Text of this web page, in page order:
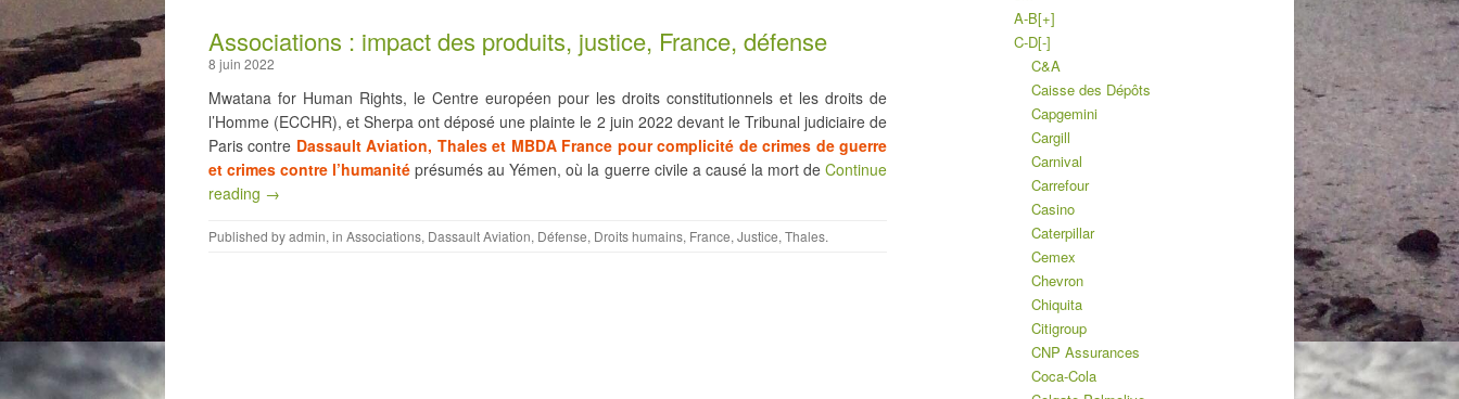
Associations : impact des produits, justice, France, défense
8 juin 2022
Mwatana for Human Rights, le Centre européen pour les droits constitutionnels et les droits de
l’Homme (ECCHR), et Sherpa ont déposé une plainte le 2 juin 2022 devant le Tribunal judiciaire de
Paris contre Dassault Aviation, Thales et MBDA France pour complicité de crimes de guerre
et crimes contre l’humanité présumés au Yémen, où la guerre civile a causé la mort de Continue
reading →
Published byadmin, in Associations, Dassault Aviation, Défense, Droits humains, France, Justice, Thales.
A-B[+]
C-D[-]
C&A
Caisse des Dépôts
Capgemini
Cargill
Carnival
Carrefour
Casino
Caterpillar
Cemex
Chevron
Chiquita
Citigroup
CNP Assurances
Coca-Cola